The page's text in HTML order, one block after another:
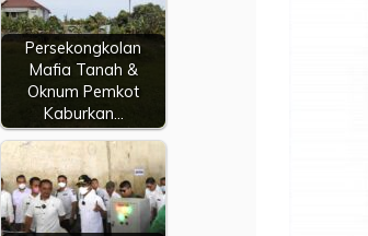
Persekongkolan
Mafia Tanah &
Oknum Pemkot
Kaburkan…